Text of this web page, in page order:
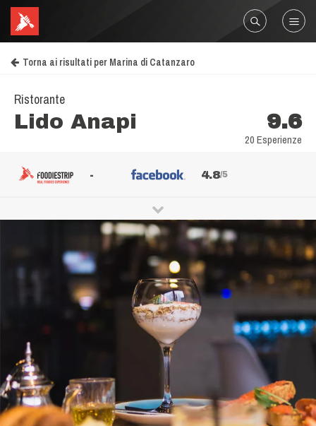
Torna ai risultati per Marina di Catanzaro
Ristorante
Lido Anapi 9.6
20 Esperienze
- 4.8/5